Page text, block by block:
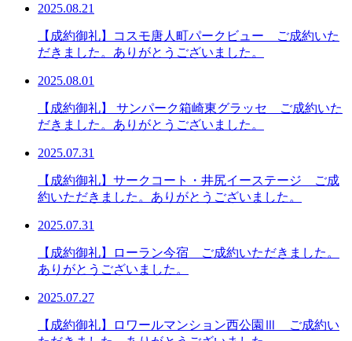
2025.08.21
【成約御礼】コスモ唐人町パークビュー ご成約いた
だきました。ありがとうございました。
2025.08.01
【成約御礼】 サンパーク箱崎東グラッセ ご成約いた
だきました。ありがとうございました。
2025.07.31
【成約御礼】サークコート・井尻イーステージ ご成
約いただきました。ありがとうございました。
2025.07.31
【成約御礼】ローラン今宿 ご成約いただきました。
ありがとうございました。
2025.07.27
【成約御礼】ロワールマンション西公園Ⅲ ご成約い